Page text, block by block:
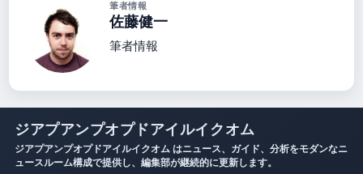
筆者情報
佐藤健一
筆者情報
ジアプアンプオプドアイルイクオム
ジアプアンプオプドアイルイクオム はニュース、ガイド、分析をモダンなニ
ュースルーム構成で提供し、編集部が継続的に更新します。